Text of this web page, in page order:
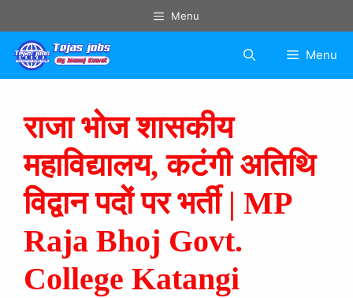
Menu
Menu
राजा भोज शासकीय
महाविद्यालय, कटंगी अतिथि
विद्वान पदों पर भर्ती | MP
Raja Bhoj Govt.
College Katangi